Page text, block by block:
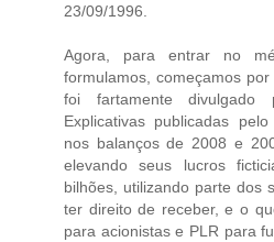
23/09/1996.
Agora, para entrar no
formulamos, começamos
foi fartamente divulgado
Explicativas publicadas
nos balanços de 2008 e
elevando seus lucros
bilhões, utilizando parte dos
ter direito de receber, e o
para acionistas e PLR para